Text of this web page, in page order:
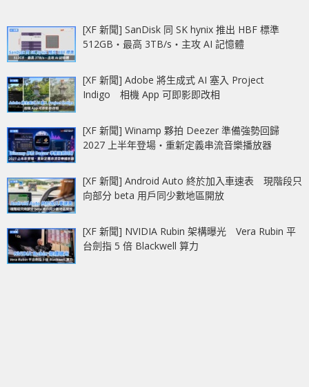
[XF 新聞] SanDisk 同 SK hynix 推出 HBF 標準
512GB‧最高 3TB/s‧主攻 AI 記憶體
[XF 新聞] Adobe 將生成式 AI 塞入 Project
Indigo 相機 App 可即影即改相
[XF 新聞] Winamp 夥拍 Deezer 準備強勢回歸
2027 上半年登場‧重新定義串流音樂播放器
[XF 新聞] Android Auto 終於加入車速表 現階段只
向部分 beta 用戶同少數地區開放
[XF 新聞] NVIDIA Rubin 架構曝光 Vera Rubin 平
台劍指 5 倍 Blackwell 算力